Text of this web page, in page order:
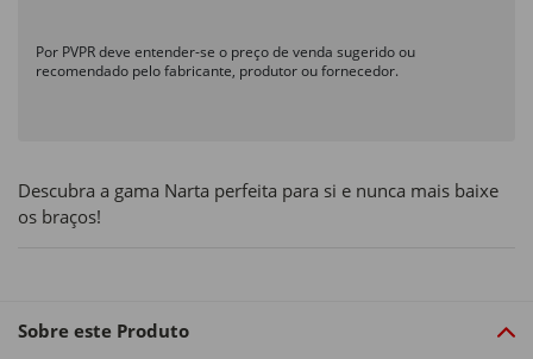
Por PVPR deve entender-se o preço de venda sugerido ou
recomendado pelo fabricante, produtor ou fornecedor.
Descubra a gama Narta perfeita para si e nunca mais baixe
os braços!
Sobre este Produto